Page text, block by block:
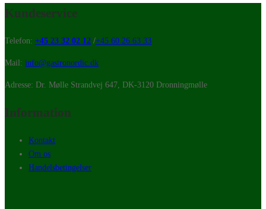
Kundeservice
Telefon: +45 23 32 02 12 /+45 60 26 63 33
Mail: info@gastronordic.dk
Adresse: Dr. Mølle Strandvej 647, DK-3120 Dronningmølle
Information
Kontakt
Om os
Handelsbetingelser